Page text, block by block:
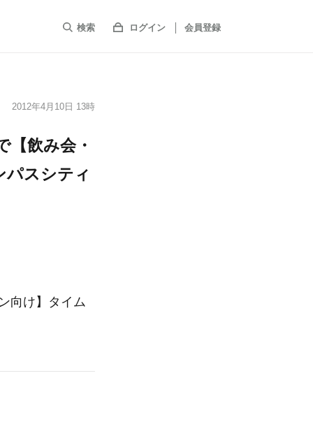
検索 ログイン 会員登録
2012年4月10日 13時
飲み会・
パスシティ
向け】タイム